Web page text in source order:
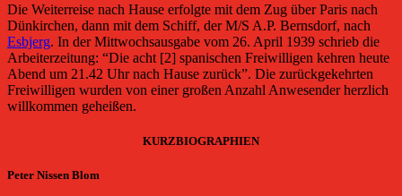
Die Weiterreise nach Hause erfolgte mit dem Zug über Paris nach
Dünkirchen, dann mit dem Schiff, der M/S A.P. Bernsdorf, nach
Esbjerg. In der Mittwochsausgabe vom 26. April 1939 schrieb die
Arbeiterzeitung: “Die acht [2] spanischen Freiwilligen kehren heute
Abend um 21.42 Uhr nach Hause zurück”. Die zurückgekehrten
Freiwilligen wurden von einer großen Anzahl Anwesender herzlich
willkommen geheißen.
KURZBIOGRAPHIEN
Peter Nissen Blom